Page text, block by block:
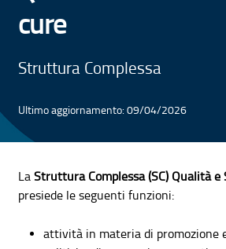
cure
Struttura Complessa
Ultimo aggiornamento: 09/04/2026
LaStruttura Complessa (SC) Qualità e
presiede le seguenti funzioni:
attività in materia di promozione